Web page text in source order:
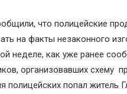
что полицейские
на факты незаконного
неделе, как уже ранее
организовавших схему
полицейских попал житель